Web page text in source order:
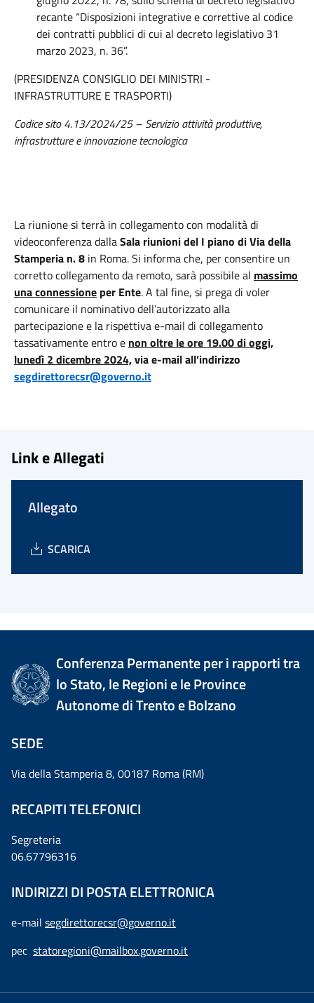
recante “Disposizioni integrative e correttive al codice
dei contratti pubblici di cui al decreto legislativo 31
marzo 2023, n. 36”.
(PRESIDENZA CONSIGLIO DEI MINISTRI -
INFRASTRUTTURE E TRASPORTI)
Codice sito 4.13/2024/25 – Servizio attività produttive,
infrastrutture e innovazione tecnologica
La riunione si terrà in collegamento con modalità di
videoconferenza dallaSala riunioni del I piano di Via della
Stamperia n. 8 in Roma. Si informa che, per consentire un
corretto collegamento da remoto, sarà possibile al massimo
una connessione per Ente. A tal fine, si prega di voler
comunicare il nominativo dell’autorizzato alla
partecipazione e la rispettiva e-mail di collegamento
tassativamente entro e non oltre le ore 19.00 di oggi,
lunedì 2 dicembre 2024,via e-mail all’indirizzo
segdirettorecsr@governo.it
Link e Allegati
Allegato
SCARICA
Conferenza Permanente per i rapporti tra
lo Stato, le Regioni e le Province
Autonome di Trento e Bolzano
SEDE
Via della Stamperia 8, 00187 Roma (RM)
RECAPITI TELEFONICI
Segreteria
06.67796316
INDIRIZZI DI POSTA ELETTRONICA
e-mail segdirettorecsr@governo.it
pec statoregioni@mailbox.governo.it